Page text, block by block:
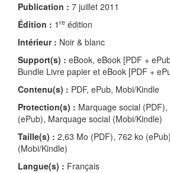
Publication : 7 juillet 2011
Édition : 1 re édition
Intérieur : Noir & blanc
Support(s) : eBook, eBook [PDF +
Bundle Livre papier et eBook [PDF +
Contenu(s) : PDF, ePub, Mobi/Kindle
Protection(s) : Marquage social
(ePub), Marquage social (Mobi/Kindle)
Taille(s) : 2,63 Mo (PDF), 762 ko
(Mobi/Kindle)
Langue(s) : Français